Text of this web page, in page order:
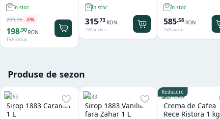
In stoc
209,36 -5%
198,90 RON
TVA inclus
In stoc
315,73 RON
TVA inclus
In stoc
585,58 RON
TVA inclus
Produse de sezon
1883
Sirop 1883 Caramel
1 L
1883
Sirop 1883 Vanilie
fara Zahar 1 L
Reducere
RISTORA
Crema de Cafea
Rece Ristora 1 kg